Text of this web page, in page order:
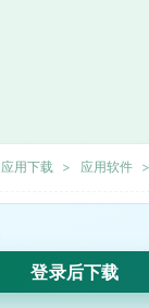
应用下载 应用软件
登录后下载